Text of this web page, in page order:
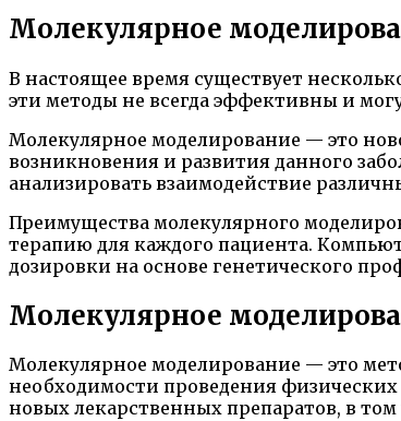
Молекулярное
В настоящее время существует
эти методы не всегда эффективны и
Молекулярное моделирование — это
возникновения и развития данного
анализировать взаимодействие
Преимущества молекулярного
терапию для каждого пациента.
дозировки на основе генетического
Молекулярное
Молекулярное моделирование — это
необходимости проведения
новых лекарственных препаратов, в том